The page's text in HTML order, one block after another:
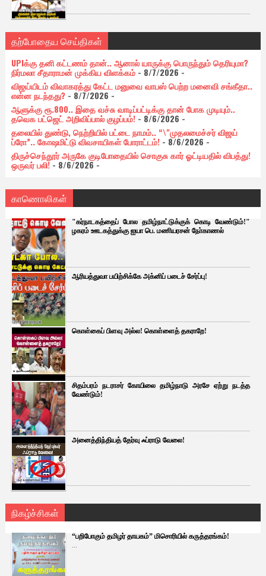
தற்போதைய செய்திகள்
UPIக்கு தனி கட்டணம் தான்.. ஆனால் யாருக்கு பொருந்தும் தெரியுமா?
நிர்மலா சீதாராமன் முக்கிய விளக்கம்- 8/7/2026 -
விஜய்யிடம் விவாகரத்து கேட்ட மனுவை வாபஸ் பெற்ற மனைவி சங்கீதா..
என்ன நடந்தது?- 8/7/2026 -
ஆளுக்கு ரூ.800.. இதை வச்சு வாடிப்பட்டிக்கு தான் போக முடியும்..
தவெக பட்ஜெட் அறிவிப்பால் குழப்பம்!- 8/6/2026 -
தலையில் துண்டு, நெற்றியில் பட்டை நாமம்.. “\"முதலமைச்சர் விஜய்
ப்ரோ”.. கோஷமிட்டு விவசாயிகள் போராட்டம்!- 8/6/2026 -
திருச்செந்தூர் அருகே குடிபோதையில் சொகுசு கார் ஓட்டியதில் விபத்து!
ஒருவர் பலி!- 8/6/2026-
காணொலிகள்
"கர்நாடகத்தைப் போல தமிழ்நாட்டுக்குக் கொடி வேண்டும்!"
ழகரம் ஊடகத்துக்கு ஐயா பெ. மணியரசன் நோ்காணல்
ஆரியத்துவா பயிற்சிக்கே அக்னிப் படைச் சேர்ப்பு!
கொள்கைப் பிளவு அல்ல! கொள்ளைத் தகராறே!
சிதம்பரம் நடராசர் கோயிலை தமிழ்நாடு அரசே ஏற்று நடத்த
வேண்டும்!
அனைத்திந்தியத் தேர்வு ஃப்ராடு வேலை!
நிகழ்ச்சிகள்
“பறிபோகும் தமிழர் தாயகம்” மிசொரியில் கருத்தரங்கம்!
...